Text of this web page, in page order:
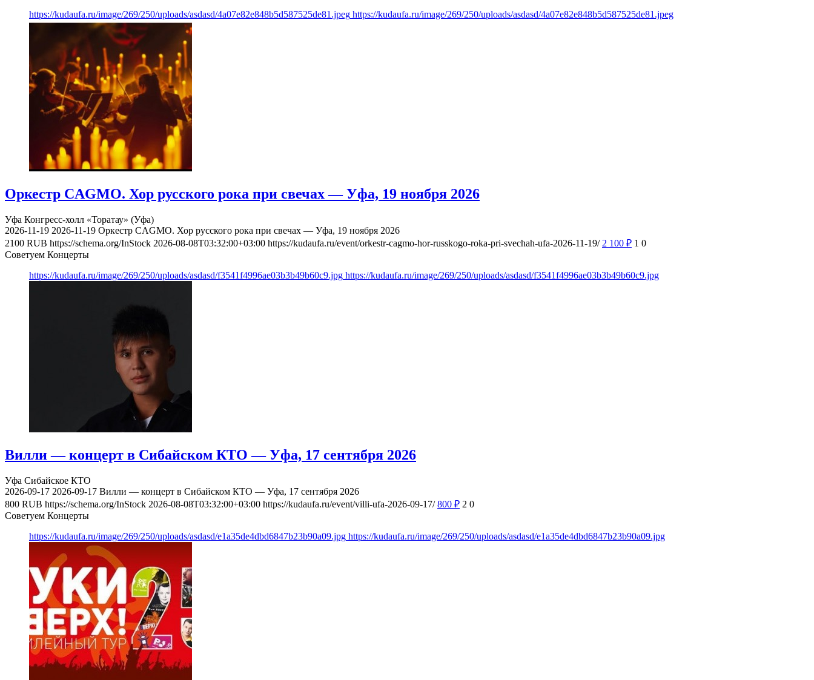
https://kudaufa.ru/image/269/250/uploads/asdasd/4a07e82e848b5d587525de81.jpeg https://kudaufa.ru/image/269/250/uploads/asdasd/4a07e82e848b5d587525de81.jpeg
Оркестр CAGMO. Хор русского рока при свечах — Уфа, 19 ноября 2026
Уфа Конгресс-холл «Торатау» (Уфа)
2026-11-19 2026-11-19 Оркестр CAGMO. Хор русского рока при свечах — Уфа, 19 ноября 2026
2100 RUB https://schema.org/InStock 2026-08-08T03:32:00+03:00 https://kudaufa.ru/event/orkestr-cagmo-hor-russkogo-roka-pri-svechah-ufa-2026-11-19/ 2 100 ₽ 1 0
Советуем Концерты
https://kudaufa.ru/image/269/250/uploads/asdasd/f3541f4996ae03b3b49b60c9.jpg https://kudaufa.ru/image/269/250/uploads/asdasd/f3541f4996ae03b3b49b60c9.jpg
Вилли — концерт в Сибайском КТО — Уфа, 17 сентября 2026
Уфа Сибайское КТО
2026-09-17 2026-09-17 Вилли — концерт в Сибайском КТО — Уфа, 17 сентября 2026
800 RUB https://schema.org/InStock 2026-08-08T03:32:00+03:00 https://kudaufa.ru/event/villi-ufa-2026-09-17/ 800 ₽ 2 0
Советуем Концерты
https://kudaufa.ru/image/269/250/uploads/asdasd/e1a35de4dbd6847b23b90a09.jpg https://kudaufa.ru/image/269/250/uploads/asdasd/e1a35de4dbd6847b23b90a09.jpg